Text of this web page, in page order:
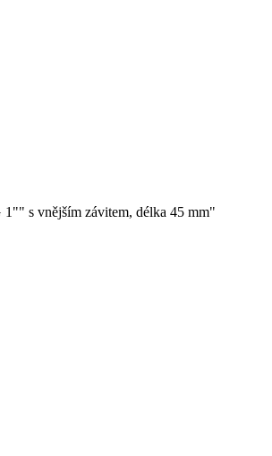
s vnějším závitem, délka 45 mm"